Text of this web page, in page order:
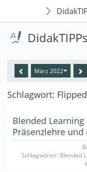
DidakTIPPs
März 2022
Schlagwort:
Blended
Präsenzlehre
Schlagwörter: Blended